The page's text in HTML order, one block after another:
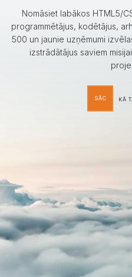
Nomāsiet labākos HTML5/
programmētājus, kodētājus,
500 un jaunie uzņēmumi
izstrādātājus saviem
SĀC KĀ